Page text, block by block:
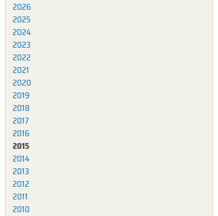
2026
2025
2024
2023
2022
2021
2020
2019
2018
2017
2016
2015
2014
2013
2012
2011
2010